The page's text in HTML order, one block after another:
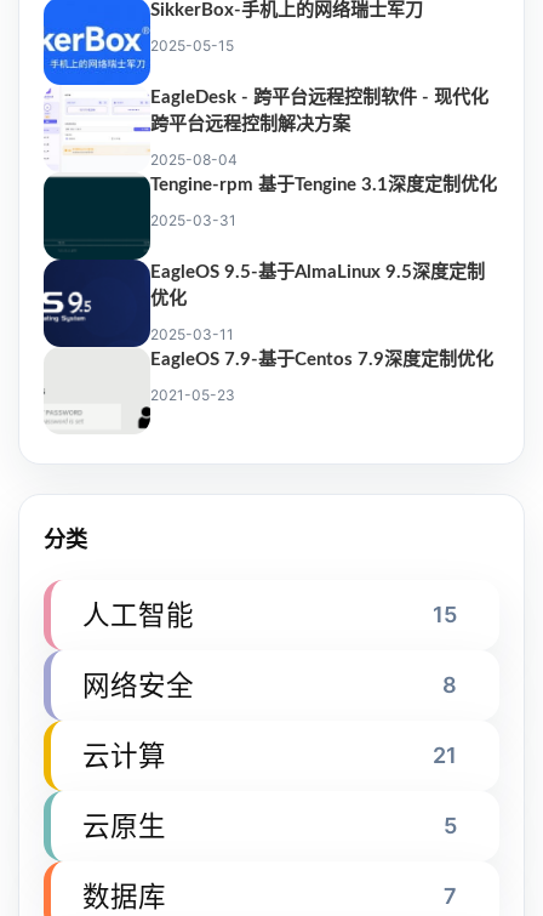
SikkerBox-手机上的网络瑞士军刀
2025-05-15
EagleDesk - 跨平台远程控制软件 - 现代化
跨平台远程控制解决方案
2025-08-04
Tengine-rpm 基于Tengine 3.1深度定制优化
2025-03-31
EagleOS 9.5-基于AlmaLinux 9.5深度定制
优化
2025-03-11
EagleOS 7.9-基于Centos 7.9深度定制优化
2021-05-23
分类
人工智能 15
网络安全 8
云计算 21
云原生 5
数据库 7